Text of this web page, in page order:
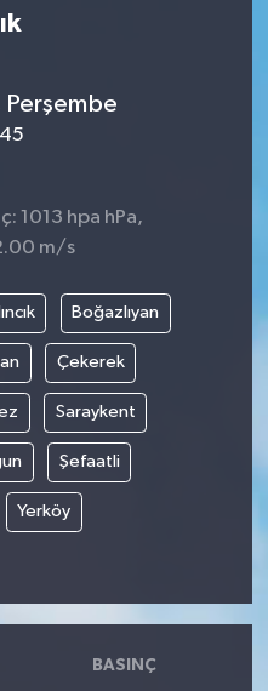
1013 hpa hPa,
m/s
Boğazlıyan
Çekerek
Saraykent
Şefaatli
Yerköy
BASINÇ